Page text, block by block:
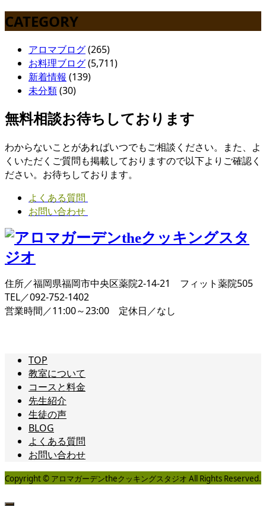
CATEGORY
アロマブログ(265)
お料理ブログ(5,711)
新着情報 (139)
未分類(30)
無料相談お待ちしております
わからないことがあればいつでもご相談ください。また、よ
くいただくご質問も掲載しておりますので以下よりご確認く
ださい。お待ちしております。
よくある質問
お問い合わせ
住所／福岡県福岡市中央区薬院2-14-21 フィット薬院505
TEL／092-752-1402
営業時間／11:00～23:00 定休日／なし
TOP
教室について
コースと料金
先生紹介
生徒の声
BLOG
よくある質問
お問い合わせ
Copyright © アロマガーデンtheクッキングスタジオ All Rights Reserved.